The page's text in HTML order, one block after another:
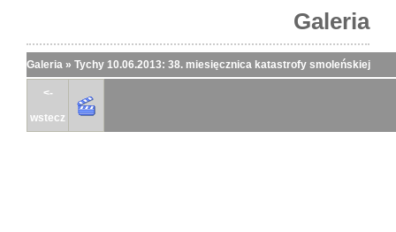
Galeria
Galeria » Tychy 10.06.2013: 38. miesięcznica katastrofy smoleńskiej
<-
wstecz